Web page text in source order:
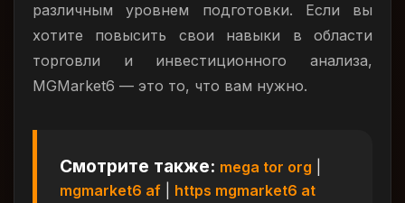
различным уровнем подготовки. Если вы
хотите повысить свои навыки в области
торговли и инвестиционного анализа,
MGMarket6 — это то, что вам нужно.
Смотрите также: mega tor org
mgmarket6 af
https mgmarket6 at